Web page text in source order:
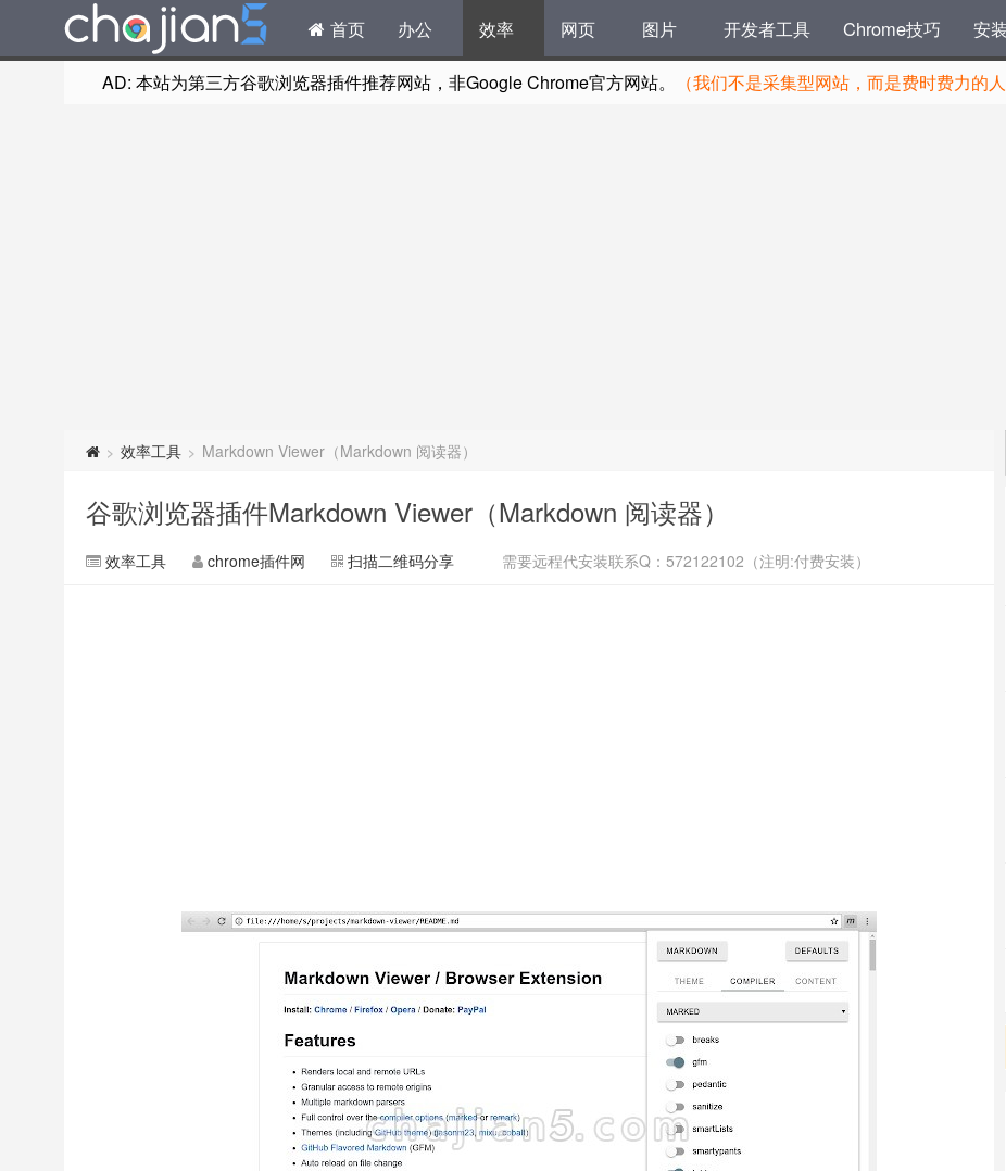
首页 办公 效率 网页 图片 开发者工具 Chrome技巧 安
AD: 本站为第三方谷歌浏览器插件推荐网站，非Google Chrome官方网站。 （我们不是采集型网站，而是费时费力的
> 效率工具 > Markdown Viewer（Markdown 阅读器）
谷歌浏览器插件Markdown Viewer（Markdown 阅读器）
效率工具 chrome插件网 扫描二维码分享 需要远程代安装联系Q：572122102（注明:付费安装）